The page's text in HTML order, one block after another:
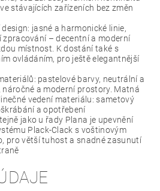
stávajících zařízeních bez změn
jasné a harmonické linie,
– decentní a moderní
místnost. K dostání také s
ovládáním, pro ještě elegantnější
pastelové barvy, neutrální a
náročné a moderní prostory. Matná
vedení materiálu: sametový
a opotřebení
jako u řady Plana je upevnění
Plack-Clack s voštinovým
pro větší tuhost a snadné zasunutí